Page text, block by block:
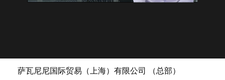
萨瓦尼尼国际贸易（上海）有限公司 （总部）